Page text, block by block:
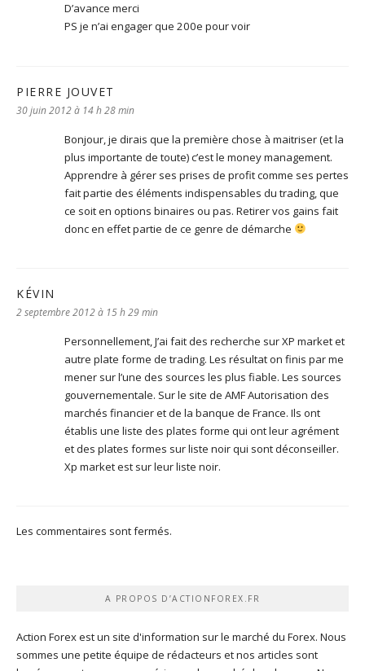
D’avance merci
PS je n’ai engager que 200e pour voir
PIERRE JOUVET
30 juin 2012 à 14 h 28 min
Bonjour, je dirais que la première chose à maitriser (et la
plus importante de toute) c’est le money management.
Apprendre à gérer ses prises de profit comme ses pertes
fait partie des éléments indispensables du trading, que
ce soit en options binaires ou pas. Retirer vos gains fait
donc en effet partie de ce genre de démarche
KÉVIN
2 septembre 2012 à 15 h 29 min
Personnellement, J’ai fait des recherche sur XP market et
autre plate forme de trading. Les résultat on finis par me
mener sur l’une des sources les plus fiable. Les sources
gouvernementale. Sur le site de AMF Autorisation des
marchés financier et de la banque de France. Ils ont
établis une liste des plates forme qui ont leur agrément
et des plates formes sur liste noir qui sont déconseiller.
Xp market est sur leur liste noir.
Les commentaires sont fermés.
A PROPOS D’ACTIONFOREX.FR
Action Forex est un site d'information sur le marché du Forex. Nous
sommes une petite équipe de rédacteurs et nos articles sont